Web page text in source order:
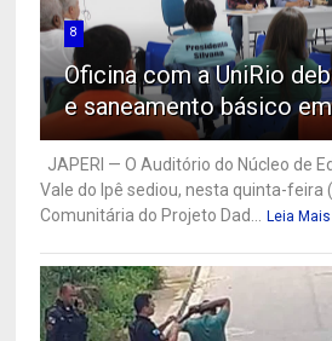
8
Oficina com a UniRio
e saneamento básico
JAPERI — O Auditório do Núcleo de
Vale do Ipê sediou, nesta quinta-feira
Comunitária do Projeto Dad...
Leia Mais